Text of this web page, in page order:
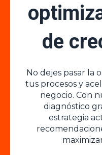
de
No dejes pasar la
tus procesos y
negocio. Con
diagnóstico
estrategia